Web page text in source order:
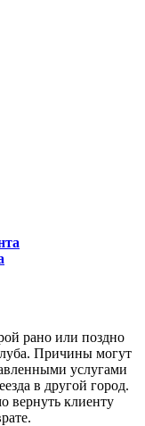
рано или поздно
Причины могут
услугами
в другой город.
вернуть клиенту